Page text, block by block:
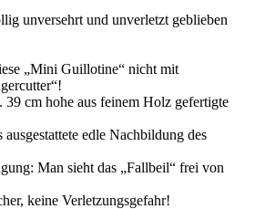
unversehrt und unverletzt geblieben
„Mini Guillotine“ nicht mit
39 cm hohe aus feinem Holz gefertigte
edle Nachbildung des
Man sieht das „Fallbeil“ frei von
keine Verletzungsgefahr!